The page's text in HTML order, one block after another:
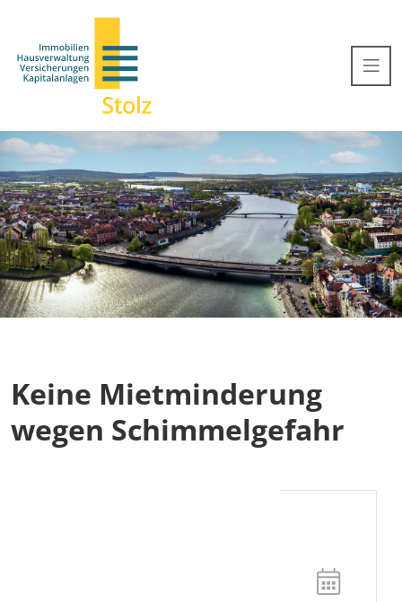
Keine Mietminderung
wegen Schimmelgefahr